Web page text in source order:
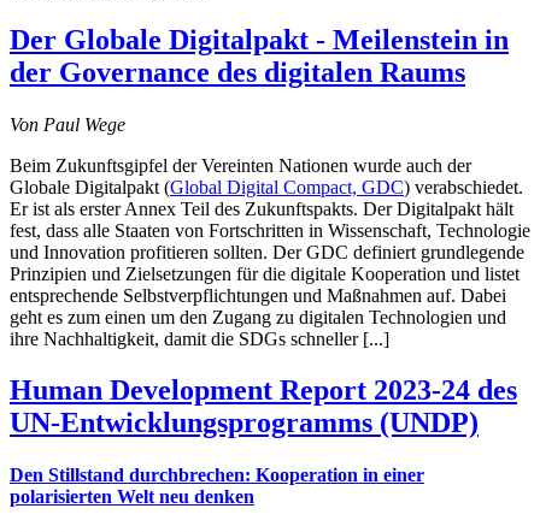
Der Globale Digitalpakt - Meilenstein in
der Governance des digitalen Raums
Von Paul Wege
Beim Zukunftsgipfel der Vereinten Nationen wurde auch der
Globale Digitalpakt (Global Digital Compact, GDC) verabschiedet.
Er ist als erster Annex Teil des Zukunftspakts. Der Digitalpakt hält
fest, dass alle Staaten von Fortschritten in Wissenschaft, Technologie
und Innovation profitieren sollten. Der GDC definiert grundlegende
Prinzipien und Zielsetzungen für die digitale Kooperation und listet
entsprechende Selbstverpflichtungen und Maßnahmen auf. Dabei
geht es zum einen um den Zugang zu digitalen Technologien und
ihre Nachhaltigkeit, damit die SDGs schneller [...]
Human Development Report 2023-24 des
UN-Entwicklungsprogramms (UNDP)
Den Stillstand durchbrechen: Kooperation in einer
polarisierten Welt neu denken